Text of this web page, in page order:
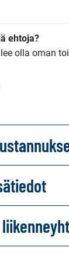
ehtoja?
olla oman